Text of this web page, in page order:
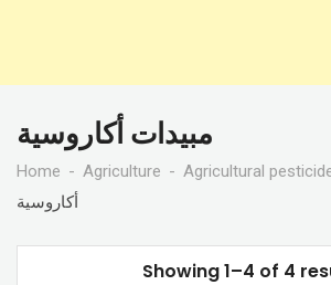
مبيدات أكاروسية
Home Agriculture Agricultural
أكاروسية
Showing 1–4 of 4